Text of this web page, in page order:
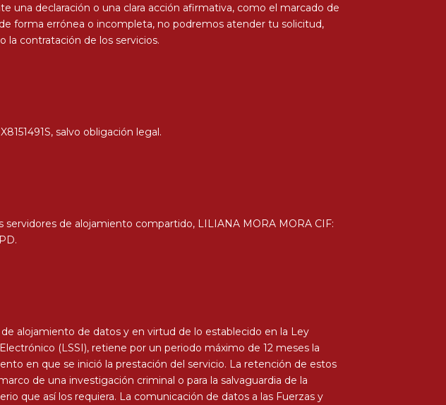
una declaración o una clara acción afirmativa, como el marcado de
forma errónea o incompleta, no podremos atender tu solicitud,
la contratación de los servicios.
salvo obligación legal.
de alojamiento compartido, LILIANA MORA MORA CIF:
alojamiento de datos y en virtud de lo establecido en la Ley
(LSSI), retiene por un periodo máximo de 12 meses la
en que se inició la prestación del servicio. La retención de estos
de una investigación criminal o para la salvaguardia de la
que así los requiera. La comunicación de datos a las Fuerzas y